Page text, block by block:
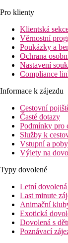
Pro klienty
Klientská
Věrnostní
Poukázky a
Ochrana
Nastavení
Compliance
Informace k zájezdu
Cestovní
Časté dotazy
Podmínky pro
Služby k
Vstupní a
Výlety na
Typy dovolené
Letní
Last minute
Animační
Exotická
Dovolená s
Poznávací